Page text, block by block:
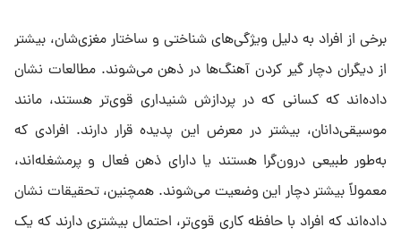
برخی از افراد به دلیل ویژگی‌های شناختی و ساختار مغزی‌شان، بیشتر
از دیگران دچار گیر کردن آهنگ‌ها در ذهن می‌شوند. مطالعات نشان
داده‌اند که کسانی که در پردازش شنیداری قوی‌تر هستند، مانند
موسیقی‌دانان، بیشتر در معرض این پدیده قرار دارند. افرادی که
به‌طور طبیعی درون‌گرا هستند یا دارای ذهن فعال و پرمشغله‌اند،
معمولاً بیشتر دچار این وضعیت می‌شوند. همچنین، تحقیقات نشان
داده‌اند که افراد با حافظه کاری قوی‌تر، احتمال بیشتری دارند که یک